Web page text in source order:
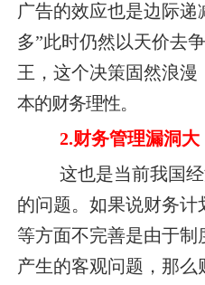
广告的效应也是边际递
多”此时仍然以天价去
王，这个决策固然浪漫
本的财务理性。
2.财务管理漏洞大
这也是当前我国
的问题。如果说财务计
等方面不完善是由于制
产生的客观问题，那么